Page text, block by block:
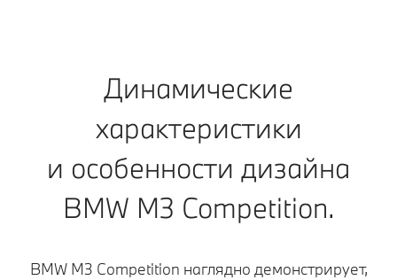
Динамические
характеристики
и особенности дизайна
BMW M3 Competition.
BMW M3 Competition наглядно демонстрирует,